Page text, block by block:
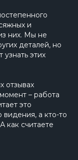
и
них. Мы не
деталей, но
этих
отзывах
– работа
это
видения, а кто-то
как считаете